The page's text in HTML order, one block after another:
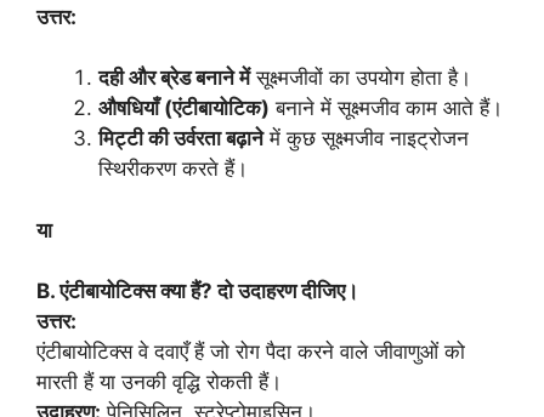
उत्तर:
दही और ब्रेड बनाने मेंसूक्ष्मजीवों का उपयोग होता है।
औषधियाँ (एंटीबायोटिक) बनाने में सूक्ष्मजीव काम आते हैं।
मिट्टी की उर्वरता बढ़ानेमें कुछ सूक्ष्मजीव नाइट्रोजन
स्थिरीकरण करते हैं।
या
B. एंटीबायोटिक्स क्या हैं? दो उदाहरण दीजिए।
उत्तर:
एंटीबायोटिक्स वे दवाएँ हैं जो रोग पैदा करने वाले जीवाणुओं को
मारती हैं या उनकी वृद्धि रोकती हैं।
उदाहरण: पेनिसिलिन, स्ट्रेप्टोमाइसिन।